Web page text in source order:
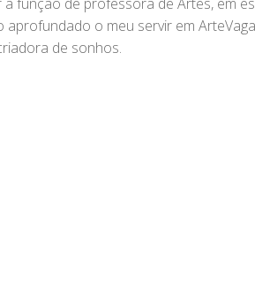
o meu servir em
de sonhos.